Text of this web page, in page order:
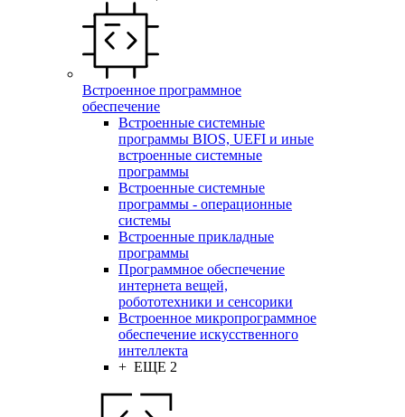
Встроенное программное
обеспечение
Встроенные системные
программы BIOS, UEFI и иные
встроенные системные
программы
Встроенные системные
программы - операционные
системы
Встроенные прикладные
программы
Программное обеспечение
интернета вещей,
робототехники и сенсорики
Встроенное микропрограммное
обеспечение искусственного
интеллекта
+ ЕЩЕ 2